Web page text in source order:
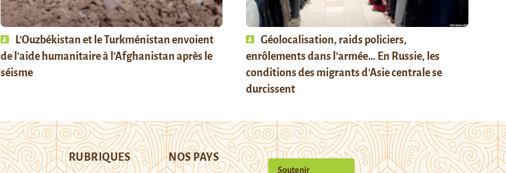
L’Ouzbékistan et le Turkménistan envoient
de l’aide humanitaire à l’Afghanistan après le
séisme
Géolocalisation, raids policiers,
enrôlements dans l’armée… En Russie, les
conditions des migrants d’Asie centrale se
durcissent
RUBRIQUES NOS PAYS
Soutenir